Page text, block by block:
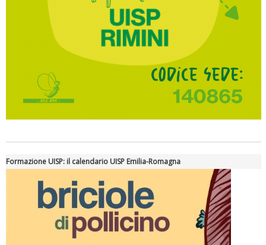
Formazione UISP: il calendario UISP Emilia-Romagna